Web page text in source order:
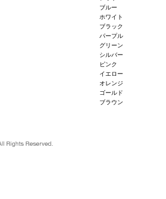
ブルー
ホワイト
ブラック
パープル
グリーン
シルバー
ピンク
イエロー
オレンジ
ゴールド
ブラウン